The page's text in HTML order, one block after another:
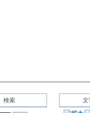
検索 文